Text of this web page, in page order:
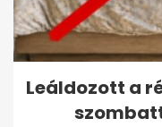
Leáldozott a